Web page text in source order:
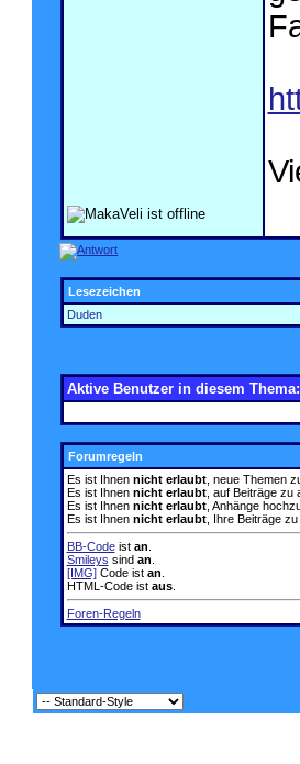
Lesezeichen
Duden
Aktive Benutzer in diesem
Forumregeln
Es ist Ihnen nicht erlaubt, neue Themen
Es ist Ihnen nicht erlaubt, auf Beiträge zu
Es ist Ihnen nicht erlaubt, Anhänge
Es ist Ihnen nicht erlaubt, Ihre Beiträge zu
BB-Codeist an
Smileys sind an
[IMG]Code ist an
HTML-Code ist aus.
Foren-Regeln